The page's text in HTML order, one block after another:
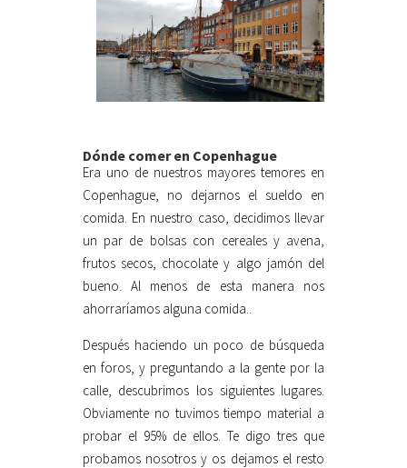
Dónde comer en Copenhague
Era uno de nuestros mayores temores en
Copenhague, no dejarnos el sueldo en
comida. En nuestro caso, decidimos llevar
un par de bolsas con cereales y avena,
frutos secos, chocolate y algo jamón del
bueno. Al menos de esta manera nos
ahorraríamos alguna comida..
Después haciendo un poco de búsqueda
en foros, y preguntando a la gente por la
calle, descubrimos los siguientes lugares.
Obviamente no tuvimos tiempo material a
probar el 95% de ellos. Te digo tres que
probamos nosotros y os dejamos el resto